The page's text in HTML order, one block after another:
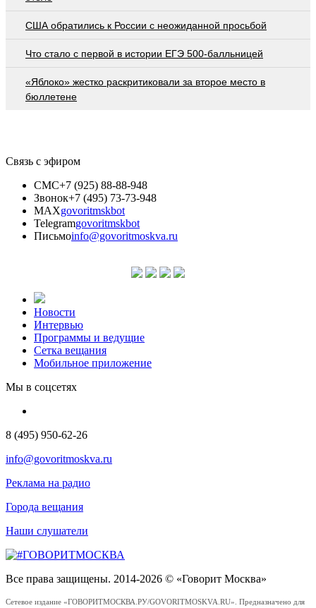
США обратились к России с неожиданной просьбой
Что стало с первой в истории ЕГЭ 500-балльницей
«Яблоко» жестко раскритиковали за второе место в
бюллетене
Связь с эфиром
СМС+7 (925) 88-88-948
Звонок+7 (495) 73-73-948
MAXgovoritmskbot
Telegramgovoritmskbot
Письмоinfo@govoritmoskva.ru
Новости
Интервью
Программы и ведущие
Сетка вещания
Мобильное приложение
Мы в соцсетях
8 (495) 950-62-26
info@govoritmoskva.ru
Реклама на радио
Города вещания
Наши слушатели
Все права защищены. 2014-2026 © «Говорит Москва»
Сетевое издание «ГОВОРИТМОСКВА.РУ/GOVORITMOSKVA.RU». Предназначено для